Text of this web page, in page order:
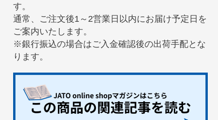
す。
通常、ご注文後1～2営業日以内にお届け予定日を
ご案内いたします。
※銀行振込の場合はご入金確認後の出荷手配とな
ります。